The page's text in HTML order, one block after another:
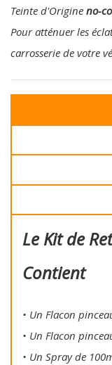
Teinte d'Origine no-
Pour atténuer les
carrosserie de votre
Le Kit de
Contient
• Un Flacon
• Un Flacon
• Un Spray de